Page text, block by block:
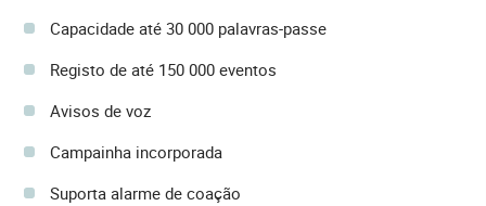
Capacidade até 30 000 palavras-passe
Registo de até 150 000 eventos
Avisos de voz
Campainha incorporada
Suporta alarme de coação